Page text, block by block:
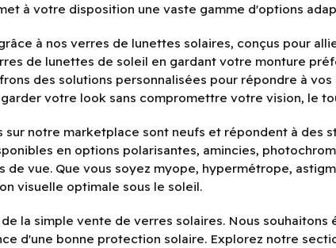
à votre disposition une vaste gamme d'options
à nos verres de lunettes solaires, conçus pour
de lunettes de soleil en gardant votre monture
des solutions personnalisées pour répondre à
votre look sans compromettre votre vision, le
sur notre marketplace sont neufs et répondent à des
en options polarisantes, amincies,
de vue. Que vous soyez myope, hypermétrope,
visuelle optimale sous le soleil.
la simple vente de verres solaires. Nous
d'une bonne protection solaire. Explorez notre